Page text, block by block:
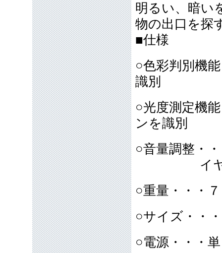
明るい、暗い
物の出口を探
■仕様
○色彩判別機
識別
○光度測定機
ンを識別
○音量調整・
イヤホン
○重量・・・
○サイズ・・
○電源・・・